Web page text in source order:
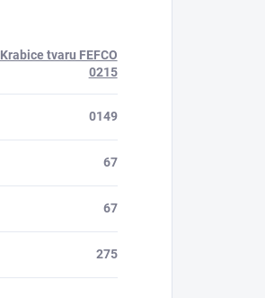
Krabice tvaru FEFCO
0215
0149
67
67
275